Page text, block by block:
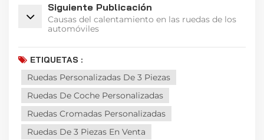
Siguiente Publicación
Causas del calentamiento en las ruedas de los
automóviles
ETIQUETAS :
Ruedas Personalizadas De 3 Piezas
Ruedas De Coche Personalizadas
Ruedas Cromadas Personalizadas
Ruedas De 3 Piezas En Venta